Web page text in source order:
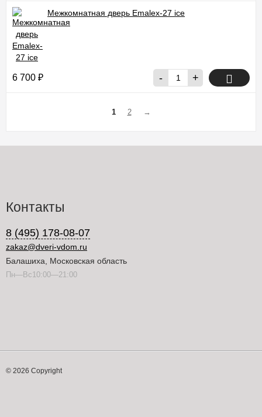
Межкомнатная дверь Emalex-27 ice
6 700 ₽ - +
1 2 →
Контакты
8 (495) 178-08-07
zakaz@dveri-vdom.ru
Балашиха, Московская область
Пн—Вс10:00—21:00
© 2026 Copyright